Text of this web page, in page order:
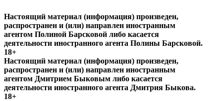
Настоящий материал (информация) произведен,
распространен и (или) направлен иностранным
агентом Полиной Барсковой либо касается
деятельности иностранного агента Полины Барсковой.
18+
Настоящий материал (информация) произведен,
распространен и (или) направлен иностранным
агентом Дмитрием Быковым либо касается
деятельности иностранного агента Дмитрия Быкова.
18+